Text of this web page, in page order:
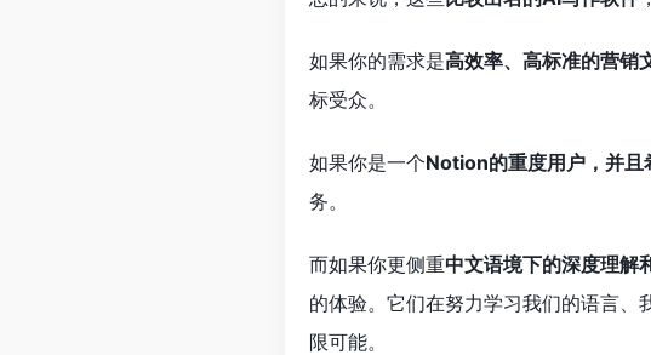
如果你的需求是高效率、高标准的营
标受众。
如果你是一个Notion的重度用户，并
务。
而如果你更侧重中文语境下的深度理解
的体验。它们在努力学习我们的语言
限可能。